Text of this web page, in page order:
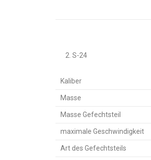
2. S-24
Kaliber
Masse
Masse Gefechtsteil
maximale Geschwindigkeit
Art des Gefechtsteils